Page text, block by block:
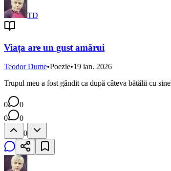
TD
Viața are un gust amărui
Teodor Dume•Poezie•19 ian. 2026
Trupul meu a fost gândit ca după câteva bătălii cu
0
0
0
0
0